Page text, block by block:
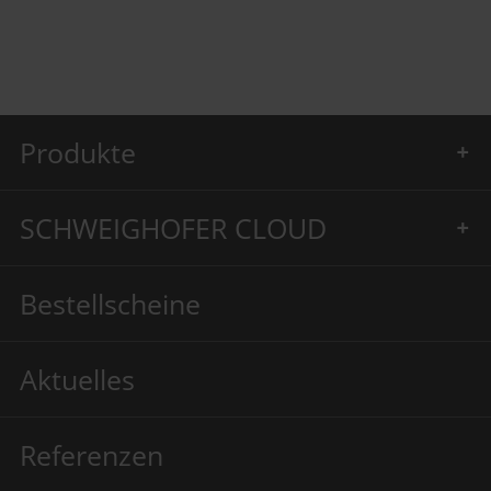
Produkte
SCHWEIGHOFER CLOUD
Bestellscheine
Aktuelles
Referenzen